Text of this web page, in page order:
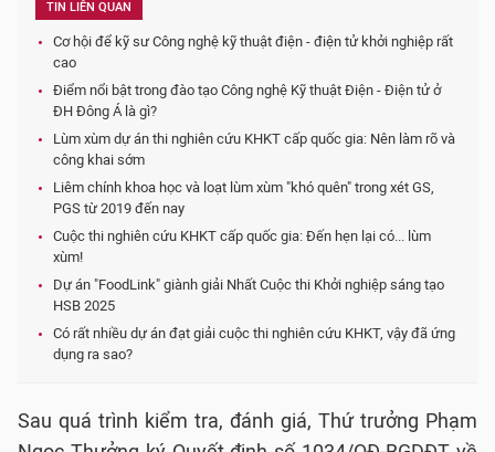
TIN LIÊN QUAN
Cơ hội để kỹ sư Công nghệ kỹ thuật điện - điện tử khởi nghiệp rất
cao
Điểm nổi bật trong đào tạo Công nghệ Kỹ thuật Điện - Điện tử ở
ĐH Đông Á là gì?
Lùm xùm dự án thi nghiên cứu KHKT cấp quốc gia: Nên làm rõ và
công khai sớm
Liêm chính khoa học và loạt lùm xùm "khó quên" trong xét GS,
PGS từ 2019 đến nay
Cuộc thi nghiên cứu KHKT cấp quốc gia: Đến hẹn lại có... lùm
xùm!
Dự án "FoodLink" giành giải Nhất Cuộc thi Khởi nghiệp sáng tạo
HSB 2025
Có rất nhiều dự án đạt giải cuộc thi nghiên cứu KHKT, vậy đã ứng
dụng ra sao?
Sau quá trình kiểm tra, đánh giá, Thứ trưởng Phạm